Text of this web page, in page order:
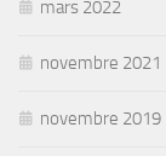
mars 2022
novembre 2021
novembre 2019